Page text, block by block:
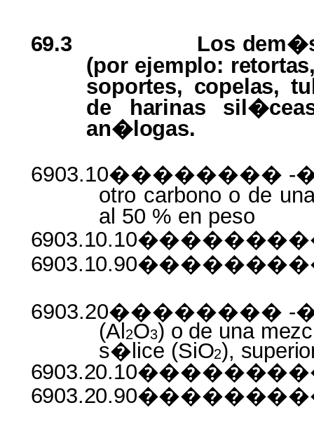
69.3 Los
(por ejemplo:
soportes, copelas,
de
harinas
an�logas.
6903.10�������� -
otro carbono o de
al 50 % en peso
6903.20�������� -
(Al2O3) o de una
s�lice (SiO2),